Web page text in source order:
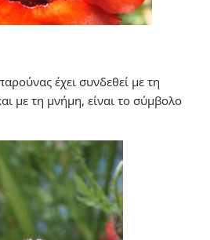
έχει συνδεθεί με τη
με τη μνήμη, είναι το σύμβολο